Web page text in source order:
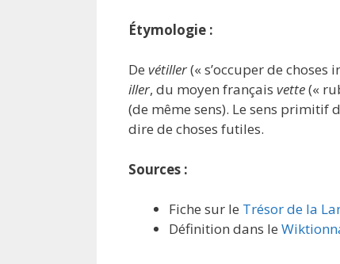
Étymologie :
De vétiller(« s’occuper de
iller, du moyen français vette(«
(de même sens). Le sens primitif
dire de choses futiles.
Sources :
Fiche sur le Trésor de la
Définition dans le